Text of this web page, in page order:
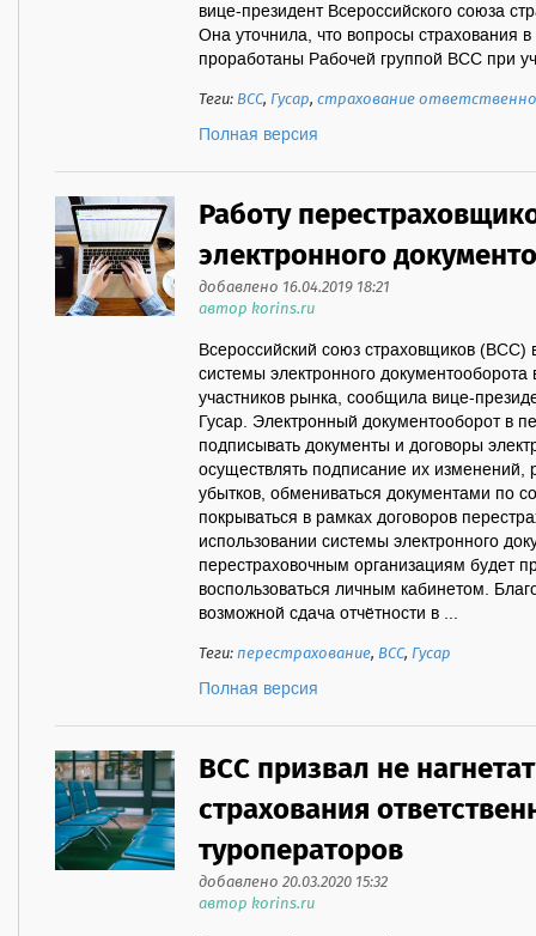
вице-президент Всероссийского союза
Она уточнила, что вопросы страхования
проработаны Рабочей группой ВСС при
Теги:ВСС, Гусар,страхование
Полная версия
Работу
электронного
добавлено 16.04.2019 18:21
автор korins.ru
Всероссийский союз страховщиков (ВСС)
системы электронного
участников рынка, сообщила вице-
Гусар. Электронный документооборот в
подписывать документы и договоры
осуществлять подписание их
убытков, обмениваться документами по
покрываться в рамках договоров
использовании системы электронного
перестраховочным организациям будет
воспользоваться личным кабинетом.
возможной сдача отчётности в ...
Теги:перестрахование, ВСС, Гусар
Полная версия
ВСС призвал не
страхования
туроператоров
добавлено 20.03.2020 15:32
автор korins.ru